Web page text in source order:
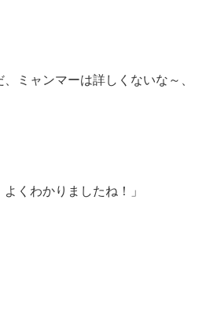
ミャンマーは詳しくないな～、
くわかりましたね！」